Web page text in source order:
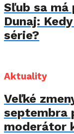
Sľub sa
Dunaj:
série?
Aktuality
Veľké
septembra
moderátor